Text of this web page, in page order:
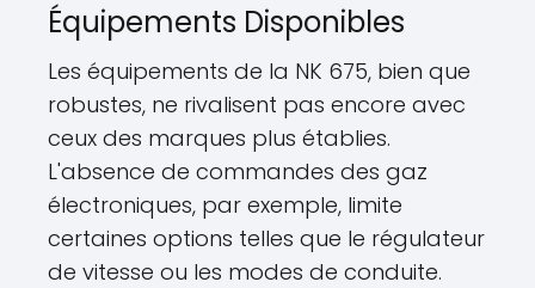
Équipements Disponibles
Les équipements de la NK 675, bien que
robustes, ne rivalisent pas encore avec
ceux des marques plus établies.
L'absence de commandes des gaz
électroniques, par exemple, limite
certaines options telles que le régulateur
de vitesse ou les modes de conduite.